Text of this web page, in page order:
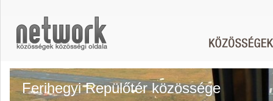
Ferihegyi Repülőtér közössége